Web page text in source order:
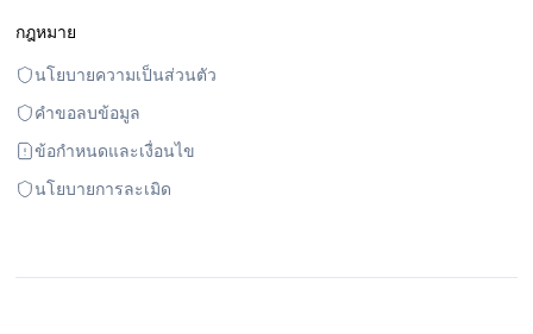
กฎหมาย
นโยบายความเป็นส่วนตัว
คำขอลบข้อมูล
ข้อกำหนดและเงื่อนไข
นโยบายการละเมิด